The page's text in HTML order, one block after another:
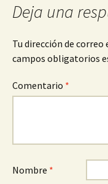
Deja una
Tu dirección de
campos obligatorios
Comentario *
Nombre *